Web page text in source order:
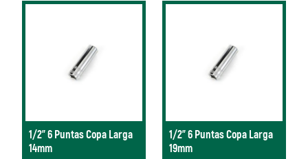
1/2" 6 Puntas Copa Larga
14mm
1/2" 6 Puntas Copa Larga
19mm